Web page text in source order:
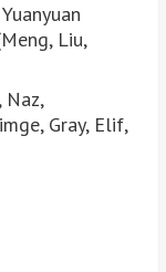
Liu,
Naz,
Gray, Elif,